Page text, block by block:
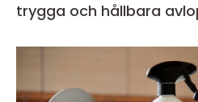
trygga och hållbara